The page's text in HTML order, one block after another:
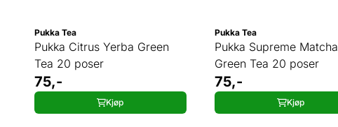
Pukka Tea
Pukka Citrus Yerba Green
Tea 20 poser
75,-
Kjøp
Pukka Tea
Pukka Supreme Matcha
Green Tea 20 poser
75,-
Kjøp